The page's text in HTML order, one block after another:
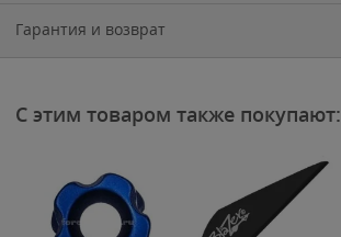
Гарантия и возврат
С этим товаром также покупают: